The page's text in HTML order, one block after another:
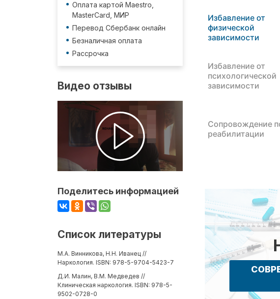
Оплата картой Maestro,
MasterCard, МИР
Перевод Сбербанк онлайн
Безналичная оплата
Рассрочка
Видео отзывы
Поделитесь информацией
Список литературы
М.А. Винникова, Н.Н. Иванец //
Наркология. ISBN: 978-5-9704-5423-7
Д.И. Малин, В.М. Медведев //
Клиническая наркология. ISBN: 978-5-
9502-0728-0
Избавление от
физической
зависимости
Избавление от
психологической
зависимости
Сопровождение
реабилитации